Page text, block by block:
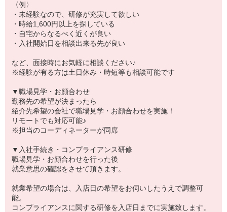
〈例〉
・未経験なので、研修が充実して欲しい
・時給1,600円以上を探している
・自宅からなるべく近くが良い
・入社開始日を相談出来る先が良い
など、面接時にお気軽に相談ください♪
※経験が有る方は土日休み・時短等も相談可能です
▼職場見学・お顔合わせ
勤務先の希望が決まったら
紹介先希望の会社で職場見学・お顔合わせを実施！
リモートでも対応可能♪
※担当のコーディネーターが同席
▼入社手続き・コンプライアンス研修
職場見学・お顔合わせを行った後
就業意思の確認をさせて頂きます。
就業希望の場合は、入店日の希望をお伺いしたうえで調整可
能。
コンプライアンスに関する研修を入店日までに実施致します。